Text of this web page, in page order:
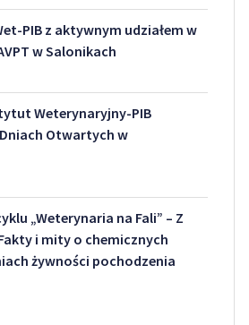
PIB z aktywnym udziałem w
w Salonikach
Weterynaryjny-PIB
Otwartych w
„Weterynaria na Fali” – Z
i mity o chemicznych
żywności pochodzenia